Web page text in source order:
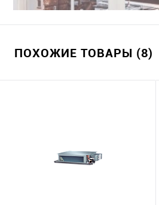
ПОХОЖИЕ ТОВАРЫ (8)